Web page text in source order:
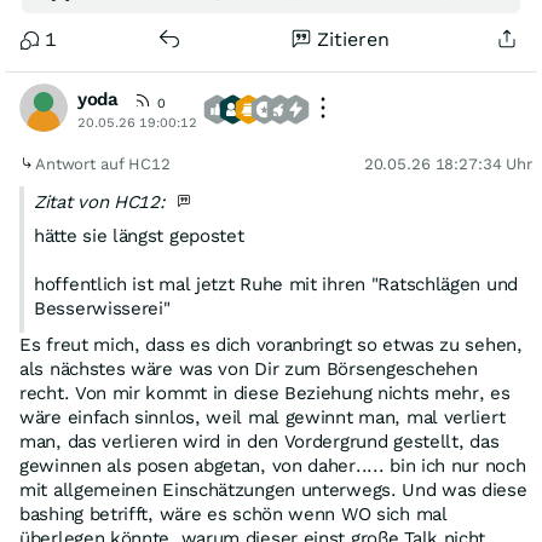
1 Zitieren
yoda
0
20.05.26 19:00:12
Antwort auf HC12 20.05.26 18:27:34 Uhr
Zitat von HC12:
hätte sie längst gepostet
hoffentlich ist mal jetzt Ruhe mit ihren "Ratschlägen und
Besserwisserei"
Es freut mich, dass es dich voranbringt so etwas zu sehen,
als nächstes wäre was von Dir zum Börsengeschehen
recht. Von mir kommt in diese Beziehung nichts mehr, es
wäre einfach sinnlos, weil mal gewinnt man, mal verliert
man, das verlieren wird in den Vordergrund gestellt, das
gewinnen als posen abgetan, von daher..... bin ich nur noch
mit allgemeinen Einschätzungen unterwegs. Und was diese
bashing betrifft, wäre es schön wenn WO sich mal